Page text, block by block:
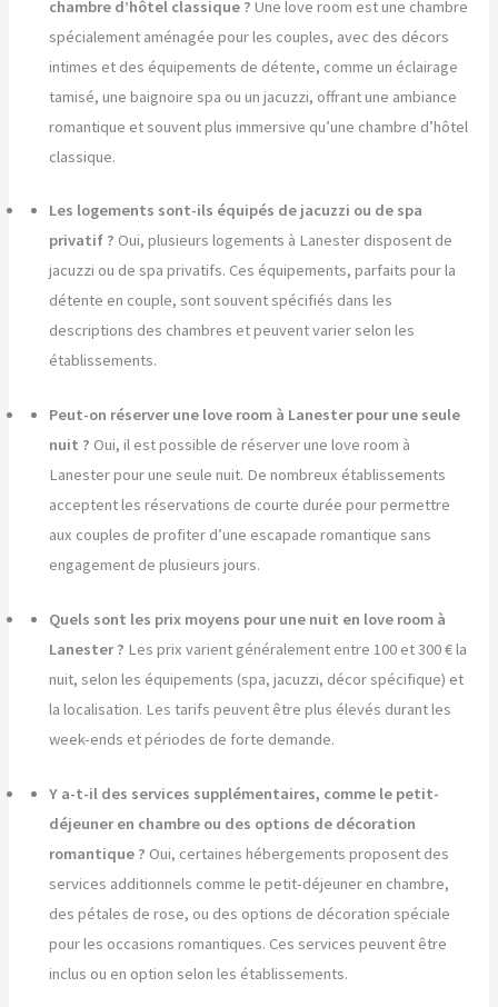
chambre d’hôtel classique ? Une love room est une chambre
spécialement aménagée pour les couples, avec des décors
intimes et des équipements de détente, comme un éclairage
tamisé, une baignoire spa ou un jacuzzi, offrant une ambiance
romantique et souvent plus immersive qu’une chambre d’hôtel
classique.
Les logements sont-ils équipés de jacuzzi ou de spa
privatif ? Oui, plusieurs logements à Lanester disposent de
jacuzzi ou de spa privatifs. Ces équipements, parfaits pour la
détente en couple, sont souvent spécifiés dans les
descriptions des chambres et peuvent varier selon les
établissements.
Peut-on réserver une love room à Lanester pour une seule
nuit ? Oui, il est possible de réserver une love room à
Lanester pour une seule nuit. De nombreux établissements
acceptent les réservations de courte durée pour permettre
aux couples de profiter d’une escapade romantique sans
engagement de plusieurs jours.
Quels sont les prix moyens pour une nuit en love room à
Lanester ? Les prix varient généralement entre 100 et 300 € la
nuit, selon les équipements (spa, jacuzzi, décor spécifique) et
la localisation. Les tarifs peuvent être plus élevés durant les
week-ends et périodes de forte demande.
Y a-t-il des services supplémentaires, comme le petit-
déjeuner en chambre ou des options de décoration
romantique ? Oui, certaines hébergements proposent des
services additionnels comme le petit-déjeuner en chambre,
des pétales de rose, ou des options de décoration spéciale
pour les occasions romantiques. Ces services peuvent être
inclus ou en option selon les établissements.